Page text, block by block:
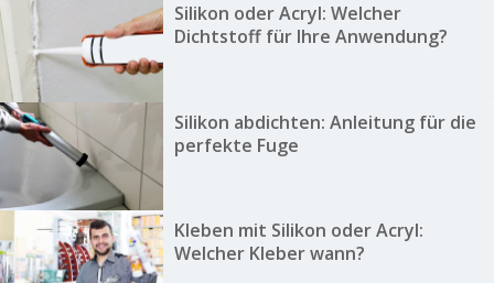
Silikon oder Acryl: Welcher
Dichtstoff für Ihre Anwendung?
Silikon abdichten: Anleitung für die
perfekte Fuge
Kleben mit Silikon oder Acryl:
Welcher Kleber wann?